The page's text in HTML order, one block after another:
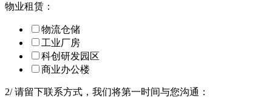
物业租赁：
物流仓储
工业厂房
科创研发园区
商业办公楼
2/请留下联系方式，我们将第一时间与您沟通：